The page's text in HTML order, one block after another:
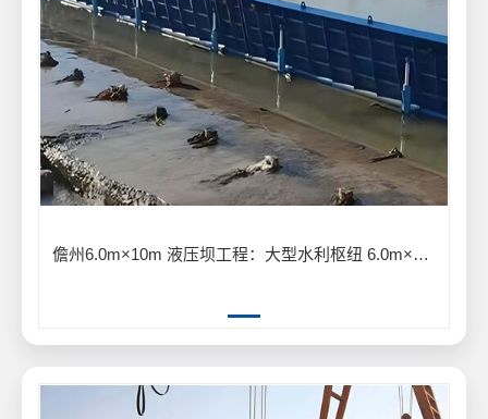
儋州6.0m×10m 液压坝工程：大型水利枢纽 6.0m×10m 液压坝建设应用